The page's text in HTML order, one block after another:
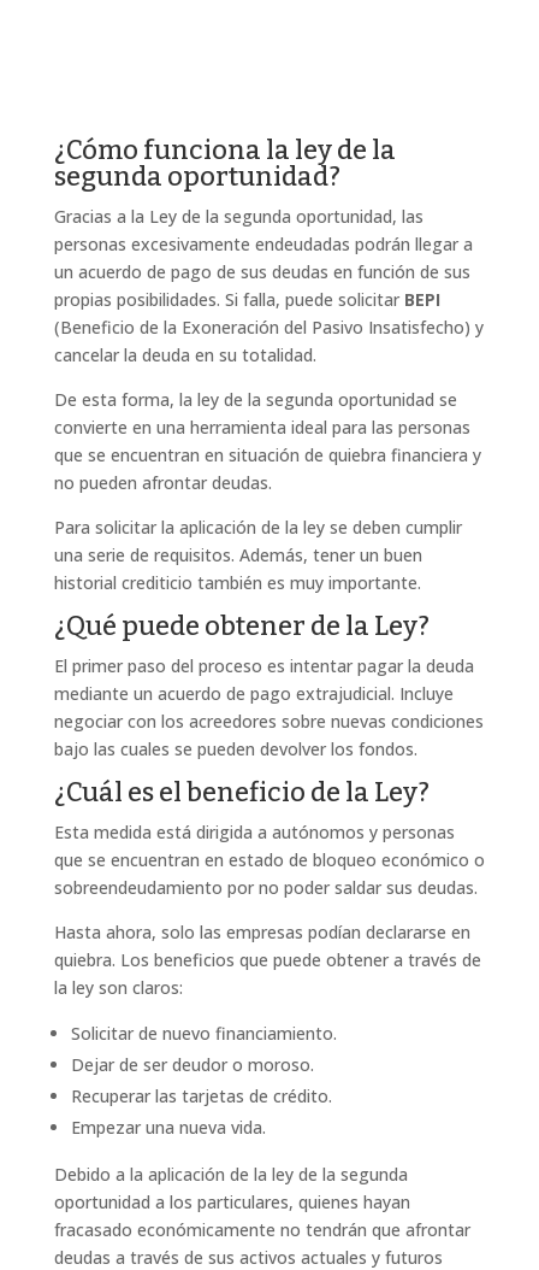
¿Cómo funciona la ley de la
segunda oportunidad?
Gracias a la Ley de la segunda oportunidad, las
personas excesivamente endeudadas podrán llegar a
un acuerdo de pago de sus deudas en función de sus
propias posibilidades. Si falla, puede solicitar BEPI
(Beneficio de la Exoneración del Pasivo Insatisfecho) y
cancelar la deuda en su totalidad.
De esta forma, la ley de la segunda oportunidad se
convierte en una herramienta ideal para las personas
que se encuentran en situación de quiebra financiera y
no pueden afrontar deudas.
Para solicitar la aplicación de la ley se deben cumplir
una serie de requisitos. Además, tener un buen
historial crediticio también es muy importante.
¿Qué puede obtener de la Ley?
El primer paso del proceso es intentar pagar la deuda
mediante un acuerdo de pago extrajudicial. Incluye
negociar con los acreedores sobre nuevas condiciones
bajo las cuales se pueden devolver los fondos.
¿Cuál es el beneficio de la Ley?
Esta medida está dirigida a autónomos y personas
que se encuentran en estado de bloqueo económico o
sobreendeudamiento por no poder saldar sus deudas.
Hasta ahora, solo las empresas podían declararse en
quiebra. Los beneficios que puede obtener a través de
la ley son claros:
Solicitar de nuevo financiamiento.
Dejar de ser deudor o moroso.
Recuperar las tarjetas de crédito.
Empezar una nueva vida.
Debido a la aplicación de la ley de la segunda
oportunidad a los particulares, quienes hayan
fracasado económicamente no tendrán que afrontar
deudas a través de sus activos actuales y futuros